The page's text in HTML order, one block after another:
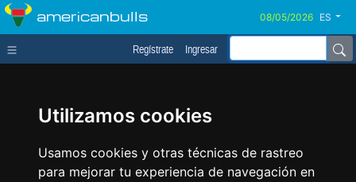
Utilizamos cookies
Usamos cookies y otras técnicas de rastreo
para mejorar tu experiencia de navegación en
americanbulls ES
Regístrate Ingresar